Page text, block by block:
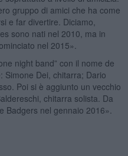
gruppo di amici che ha come
e far divertire. Diciamo,
sono nati nel 2010, ma in
nel 2015».
night band” con il nome de
Simone Dei, chitarra; Dario
Poi si è aggiunto un vecchio
chitarra solista. Da
nel gennaio 2016».